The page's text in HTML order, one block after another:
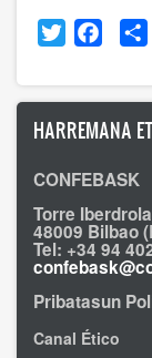
Twitter
HARREMANA
CONFEBASK
Torre
48009 Bilbao
Tel: +34 94
Pribatasun
Canal Ético